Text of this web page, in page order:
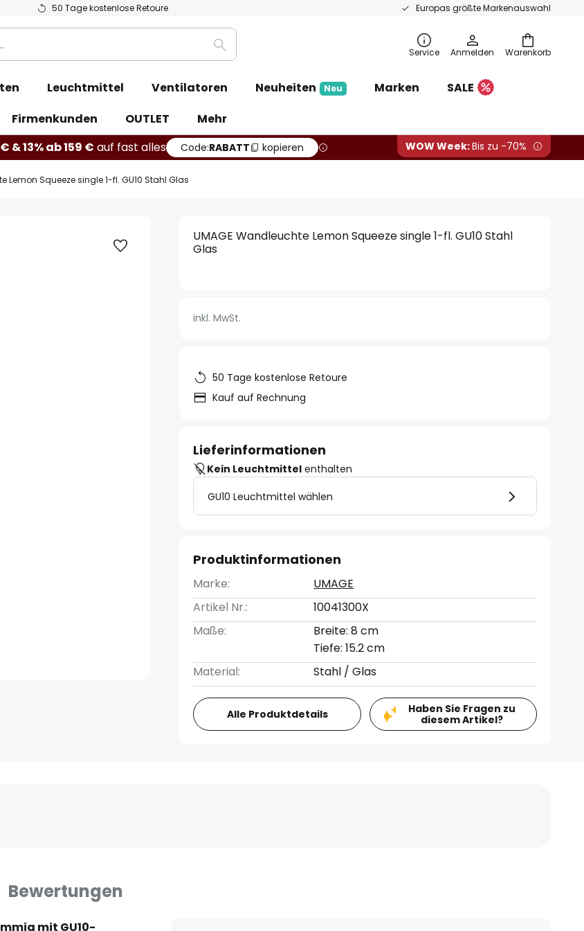
50 Tage kostenlose Retoure Europas größte Markenauswahl
Warenkorb
Suche Service Anmelden
Leuchtmittel Ventilatoren Neuheiten Neu Marken
SALE
Firmenkunden
OUTLET
Mehr
& 13% ab 159 € auf fast alles Code:RABATT kopieren WOW Week:Bis zu -70%
Lemon Squeeze single 1-fl. GU10 Stahl Glas
UMAGE Wandleuchte Lemon Squeeze single 1-fl. GU10 Stahl
Glas
inkl. MwSt.
50 Tage kostenlose Retoure
Kauf auf Rechnung
Lieferinformationen
Kein Leuchtmittel enthalten
GU10 Leuchtmittel wählen
Produktinformationen
Marke:
UMAGE
Artikel Nr.:
10041300X
Maße:
Breite: 8 cm
Tiefe: 15.2 cm
Material:
Stahl / Glas
Alle Produktdetails
Haben Sie Fragen zu
diesem Artikel?
Bewertungen
mit GU10-